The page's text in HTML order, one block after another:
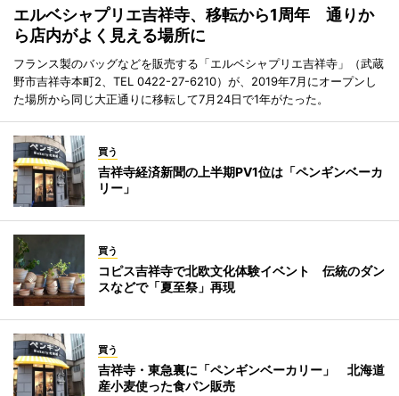
エルベシャプリエ吉祥寺、移転から1周年 通りか
ら店内がよく見える場所に
フランス製のバッグなどを販売する「エルベシャプリエ吉祥寺」（武蔵
野市吉祥寺本町2、TEL 0422-27-6210）が、2019年7月にオープンし
た場所から同じ大正通りに移転して7月24日で1年がたった。
買う
吉祥寺経済新聞の上半期PV1位は「ペンギンベーカ
リー」
買う
コピス吉祥寺で北欧文化体験イベント 伝統のダン
スなどで「夏至祭」再現
買う
吉祥寺・東急裏に「ペンギンベーカリー」 北海道
産小麦使った食パン販売